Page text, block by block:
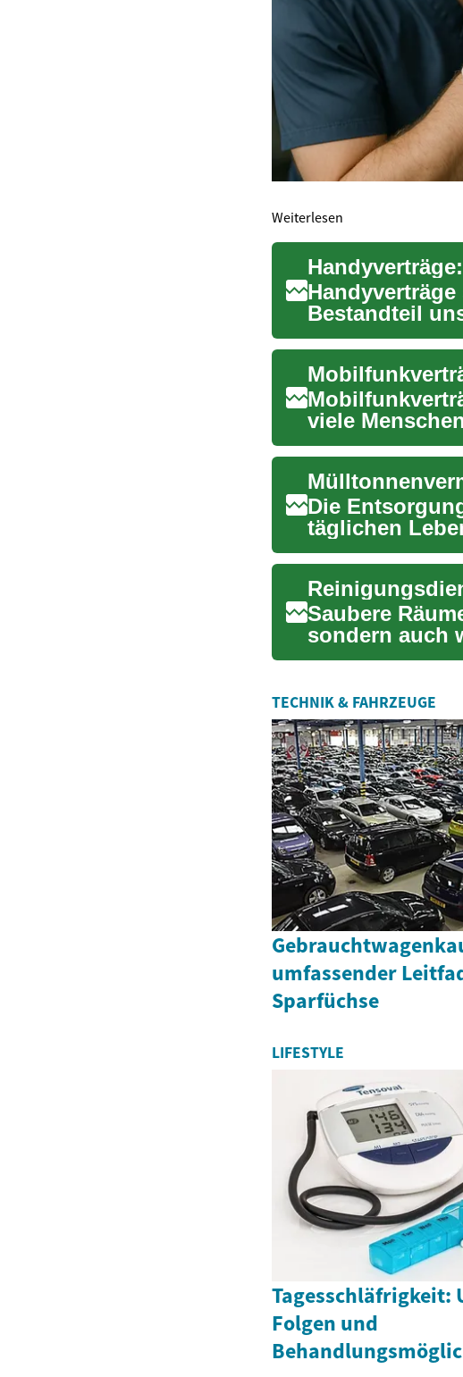
Weiterlesen
Bestandteil
es uns, jeder...
viele
jederz...
Die
täglichen
Eine eff...
Saubere
sondern auch
TECHNIK & FAHRZEUGE
umfassender
Sparfüchse
LIFESTYLE
Tagesschläfrigkeit:
Folgen und